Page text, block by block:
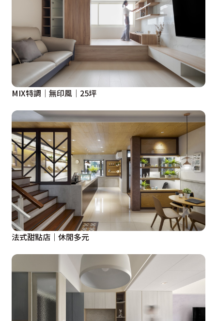
MIX特調│無印風│25坪
法式甜點店｜休閒多元